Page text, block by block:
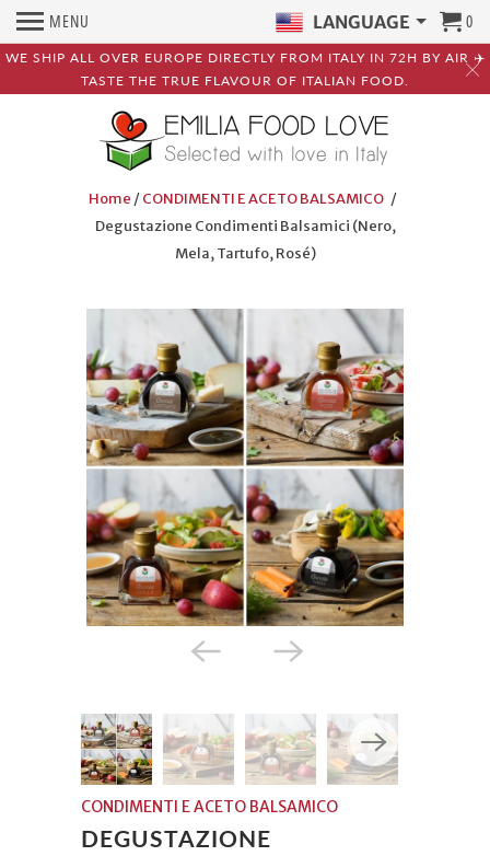
WE SHIP ALL OVER EUROPE DIRECTLY FROM ITALY IN 72H BY AIR ✈️
TASTE THE TRUE FLAVOUR OF ITALIAN FOOD.
MENU LANGUAGE 0
Home /CONDIMENTI E ACETO BALSAMICO /
Degustazione Condimenti Balsamici (Nero,
Mela, Tartufo, Rosé)
CONDIMENTI E ACETO BALSAMICO
DEGUSTAZIONE